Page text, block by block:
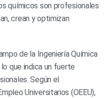
químicos son profesionales
crean y optimizan
de la Ingeniería Química
que indica un fuerte
Según el
Universitarios (OEEU),